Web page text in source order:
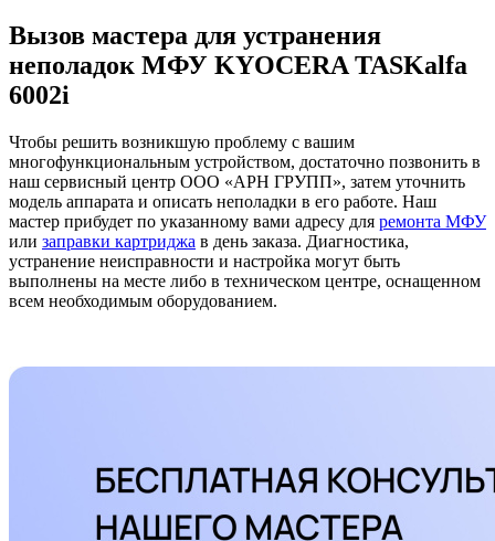
Вызов мастера для устранения
неполадок МФУ KYOCERA TASKalfa
6002i
Чтобы решить возникшую проблему с вашим
многофункциональным устройством, достаточно позвонить в
наш сервисный центр ООО «АРН ГРУПП», затем уточнить
модель аппарата и описать неполадки в его работе. Наш
мастер прибудет по указанному вами адресу для ремонта МФУ
или заправки картриджа в день заказа. Диагностика,
устранение неисправности и настройка могут быть
выполнены на месте либо в техническом центре, оснащенном
всем необходимым оборудованием.